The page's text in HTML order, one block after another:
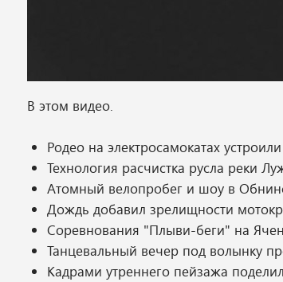
В этом видео.
Родео на электросамокатах
Технология расчистка русла реки
Атомный велопробег и шоу в
Дождь добавил зрелищности
Соревнования "Плыви-беги" на
Танцевальный вечер под волынку
Кадрами утреннего пейзажа